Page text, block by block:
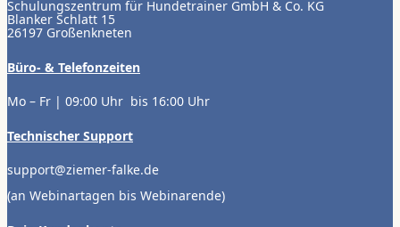
Schulungszentrum für Hundetrainer GmbH & Co. KG
Blanker Schlatt 15
26197 Großenkneten
Büro- & Telefonzeiten
Mo – Fr | 09:00 Uhr bis 16:00 Uhr
Technischer Support
support@ziemer-falke.de
(an Webinartagen bis Webinarende)